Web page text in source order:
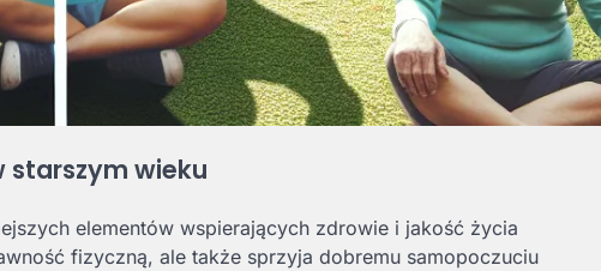
wieku
elementów wspierających zdrowie i jakość życia
fizyczną, ale także sprzyja dobremu samopoczuciu